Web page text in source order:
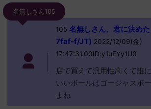
名無しさん105
105名無しさん、君に決め
7faf-f/JT) 2022/12/09(金)
17:47:31.00ID:y1uEYy1U0
店で買えて汎用性高くて誰
いいボールはゴージャスボ
よね